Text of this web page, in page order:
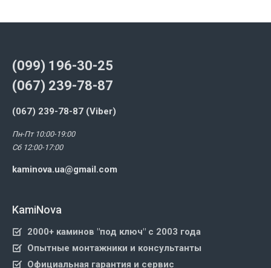
(099) 196-30-25
(067) 239-78-87
(067) 239-78-87 (Viber)
Пн-Пт 10:00-19:00
Сб 12:00-17:00
kaminova.ua@gmail.com
KamiNova
2000+ каминов "под ключ" с 2003 года
Опытные монтажники и консультанты
Официальная гарантия и сервис